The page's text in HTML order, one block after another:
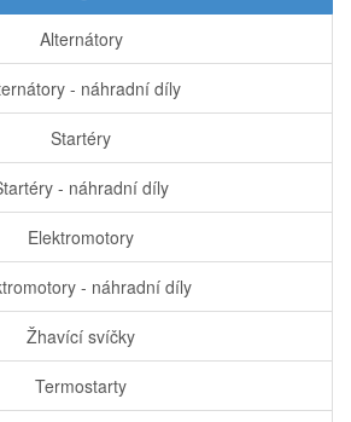
Alternátory
- náhradní díly
Startéry
- náhradní díly
Elektromotory
- náhradní díly
Žhavící svíčky
Termostarty